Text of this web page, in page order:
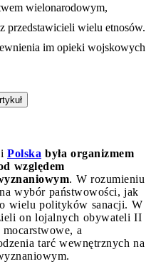
wielonarodowym,
przedstawicieli wielu etnosów.
im opieki wojskowych
Polska była organizmem
względem
. W rozumieniu
wybór państwowości, jak
wielu polityków sanacji. W
on lojalnych obywateli II
a
tarć wewnętrznych na